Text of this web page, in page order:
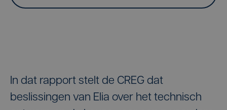
In dat rapport stelt de CREG dat
beslissingen van Elia over het technisch